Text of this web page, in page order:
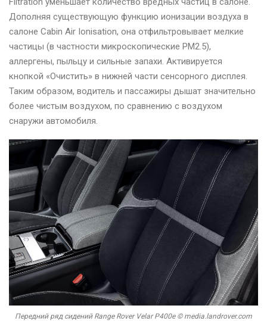
Дополняя существующую функцию ионизации воздуха в
салоне Cabin Air Ionisation, она отфильтровывает мелкие
частицы (в частности микроскопические PM2.5),
аллергены, пыльцу и сильные запахи. Активируется
кнопкой «Очистить» в нижней части сенсорного дисплея.
Таким образом, водитель и пассажиры дышат значительно
более чистым воздухом, по сравнению с воздухом
снаружи автомобиля.
Передний ряд сидений Range Rover Velar P400e © media.landrover.com